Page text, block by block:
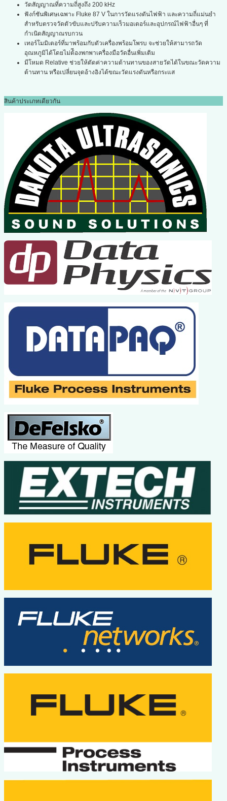
วัดสัญญาณที่ความถี่สูงถึง 200 kHz
ฟังก์ชันพิเศษเฉพาะ Fluke 87 V ในการวัดแรงดันไฟฟ้า และความถี่แม่นยำ
สำหรับตรวจวัดตัวขับและปรับความเร็วมอเตอร์และอุปกรณ์ไฟฟ้าอื่นๆ ที่
กำเนิดสัญญาณรบกวน
เทอร์โมมิเตอร์ที่มาพร้อมกับตัวเครื่องพร้อมโพรบ จะช่วยให้สามารถวัด
อุณหภูมิได้โดยไม่ต้ีองพกพาเครื่องมือวัดอื่นเพิ่มเติม
มีโหมด Relative ช่วยให้ตัดค่าความต้านทานของสายวัดได้ในขณะวัดความ
ต้านทาน หรือเปลี่ยนจุดอ้างอิงได้ขณะวัดแรงดันหรือกระแส
สินค้าประเภทเดียวกัน